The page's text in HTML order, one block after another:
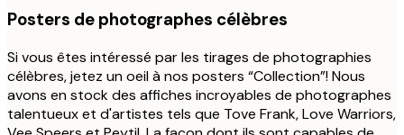
Posters de photographes célèbres
Si vous êtes intéressé par les tirages de photographies
célèbres, jetez un oeil à nos posters “Collection”! Nous
avons en stock des affiches incroyables de photographes
talentueux et d'artistes tels que Tove Frank, Love Warriors,